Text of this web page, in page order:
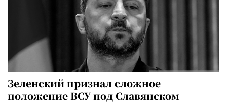
Зеленский признал сложное
положение ВСУ под Славянском